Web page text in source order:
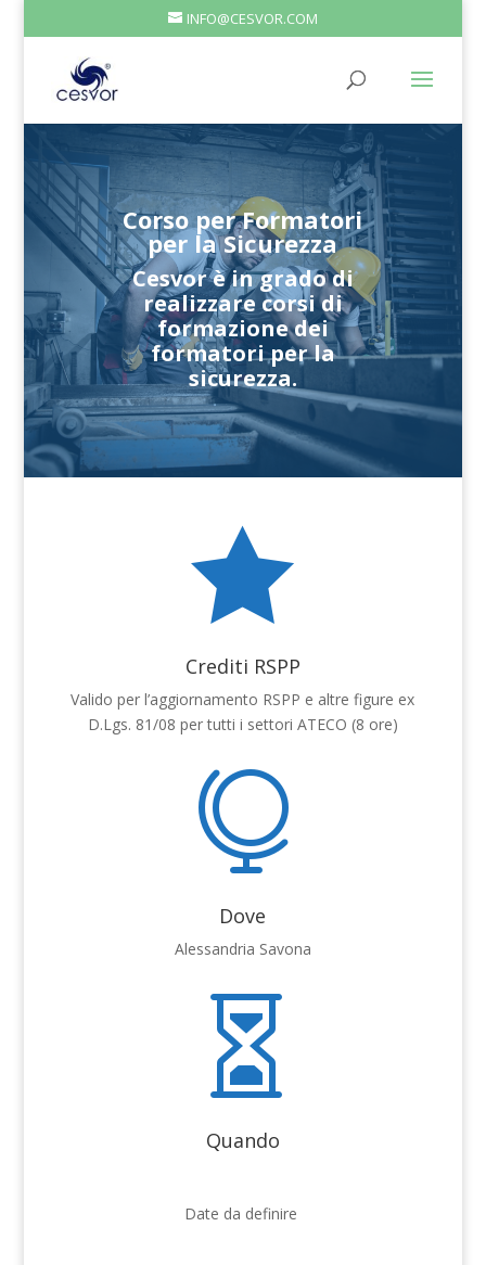
INFO@CESVOR.COM
Corso per Formatori
per la Sicurezza
Cesvor è in grado di
realizzare corsi di
formazione dei
formatori per la
sicurezza.

Crediti RSPP
Valido per l’aggiornamento RSPP e altre figure ex
D.Lgs. 81/08 per tutti i settori ATECO (8 ore)

Dove
Alessandria Savona

Quando
Date da definire